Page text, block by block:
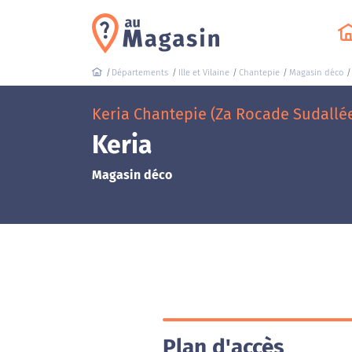
Départements Ille et Vilaine Chantepie Magasin déco
Keria Chantepie (Za Rocade
Keria
Magasin déco